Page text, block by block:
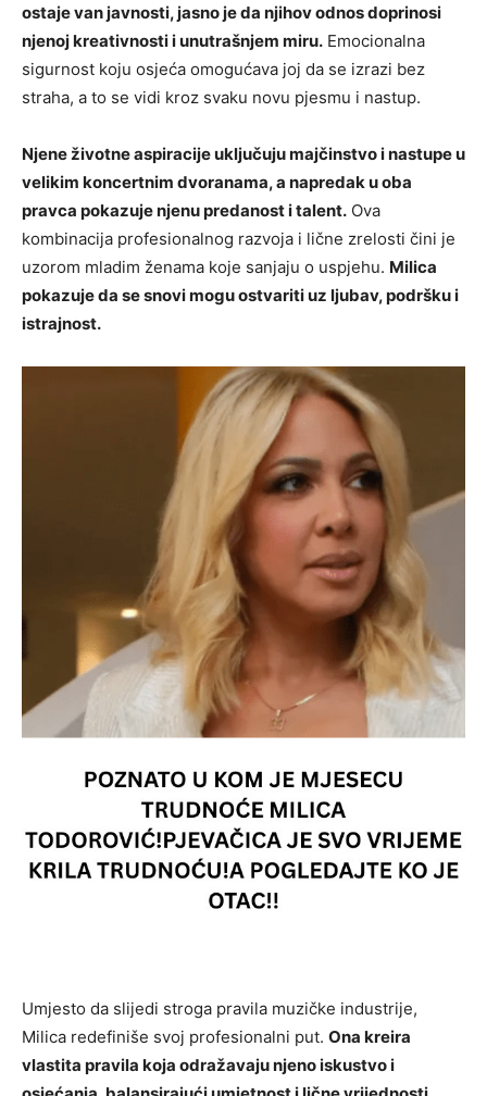
ostaje van javnosti, jasno je da njihov odnos doprinosi
njenoj kreativnosti i unutrašnjem miru. Emocionalna
sigurnost koju osjeća omogućava joj da se izrazi bez
straha, a to se vidi kroz svaku novu pjesmu i nastup.
Njene životne aspiracije uključuju majčinstvo i nastupe u
velikim koncertnim dvoranama, a napredak u oba
pravca pokazuje njenu predanost i talent. Ova
kombinacija profesionalnog razvoja i lične zrelosti čini je
uzorom mladim ženama koje sanjaju o uspjehu. Milica
pokazuje da se snovi mogu ostvariti uz ljubav, podršku i
istrajnost.
Umjesto da slijedi stroga pravila muzičke industrije,
Milica redefiniše svoj profesionalni put. Ona kreira
vlastita pravila koja odražavaju njeno iskustvo i